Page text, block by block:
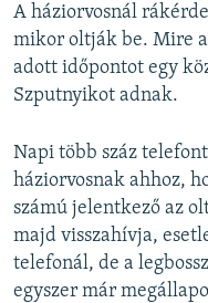
A háziorvosnál
mikor oltják be. Mire
adott időpontot egy
Szputnyikot adnak.
Napi több száz
háziorvosnak ahhoz,
számú jelentkező az
majd visszahívja,
telefonál, de a
egyszer már